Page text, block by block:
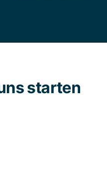
starten